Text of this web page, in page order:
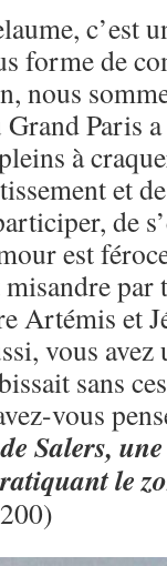
c’est
forme de
nous
Paris
à
et
de
est
par
Artémis et
vous avez
sans
vous
Salers,
le